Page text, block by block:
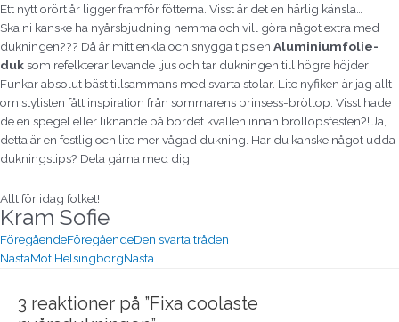
Ett nytt orört år ligger framför fötterna. Visst är det en härlig känsla…
Ska ni kanske ha nyårsbjudning hemma och vill göra något extra med
dukningen??? Då är mitt enkla och snygga tips en Aluminiumfolie-
duksom refelkterar levande ljus och tar dukningen till högre höjder!
Funkar absolut bäst tillsammans med svarta stolar. Lite nyfiken är jag allt
om stylisten fått inspiration från sommarens prinsess-bröllop. Visst hade
de en spegel eller liknande på bordet kvällen innan bröllopsfesten?! Ja,
detta är en festlig och lite mer vågad dukning. Har du kanske något udda
dukningstips? Dela gärna med dig.
Allt för idag folket!
Kram Sofie
FöregåendeFöregåendeDen svarta tråden
NästaMot HelsingborgNästa
3 reaktioner på ”Fixa coolaste